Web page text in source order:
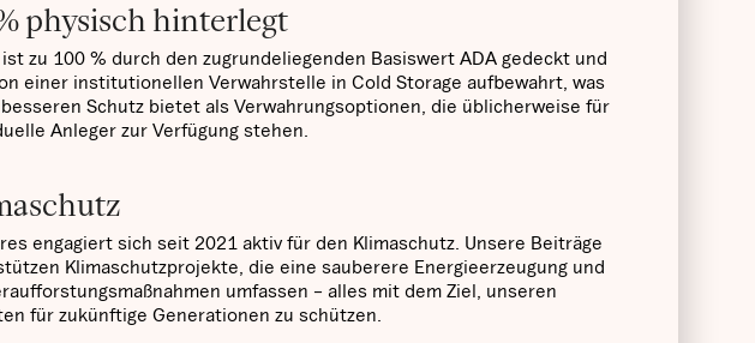
physisch hinterlegt
ist zu 100 % durch den zugrundeliegenden Basiswert ADA gedeckt und
einer institutionellen Verwahrstelle in Cold Storage aufbewahrt, was
Schutz bietet als Verwahrungsoptionen, die üblicherweise für
Anleger zur Verfügung stehen.
engagiert sich seit 2021 aktiv für den Klimaschutz. Unsere Beiträge
Klimaschutzprojekte, die eine sauberere Energieerzeugung und
umfassen – alles mit dem Ziel, unseren
für zukünftige Generationen zu schützen.